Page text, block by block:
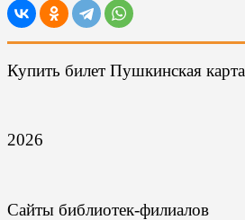
Купить билет Пушкинская карта
2026
Сайты библиотек-филиалов